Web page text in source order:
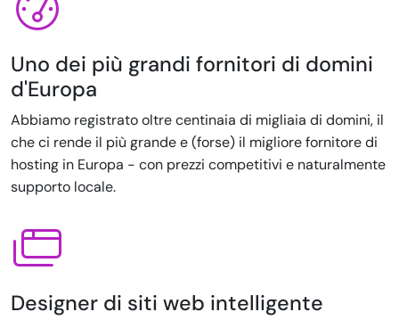
Uno dei più grandi fornitori di domini
d'Europa
Abbiamo registrato oltre centinaia di migliaia di domini, il
che ci rende il più grande e (forse) il migliore fornitore di
hosting in Europa - con prezzi competitivi e naturalmente
supporto locale.
Designer di siti web intelligente